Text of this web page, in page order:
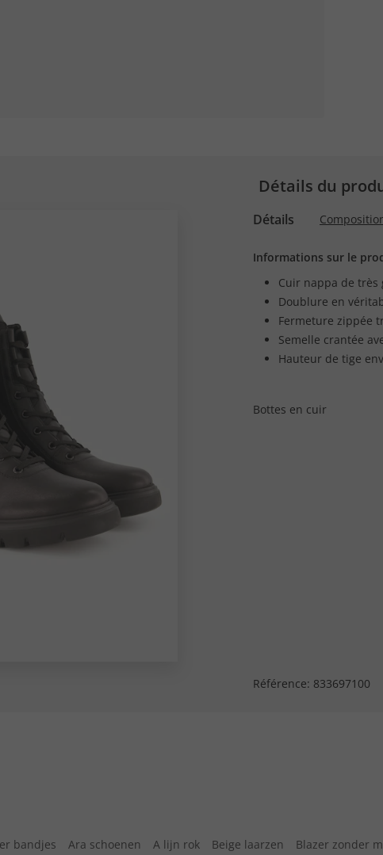
Détails du
Détails
Informations sur le
Cuir nappa de
Doublure en
Fermeture zippée
Semelle crantée
Hauteur de tige
Bottes en cuir
Référence: 833697100
bandjes Ara schoenen A lijn rok Beige laarzen Blazer zonder